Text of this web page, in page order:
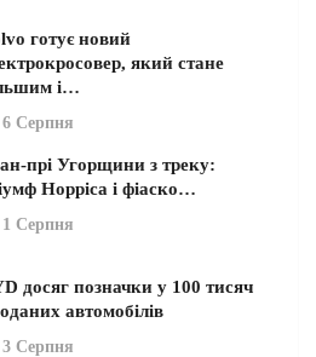
готує новий
який стане
і…
6 Серпня
прі Угорщини з треку:
Норріса і фіаско…
1 Серпня
досяг позначки у 100 тисяч
автомобілів
3 Серпня